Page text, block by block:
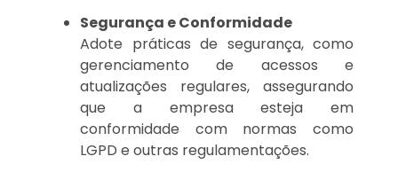
Segurança e Conformidade
Adote práticas de segurança, como
gerenciamento de acessos e
atualizações regulares, assegurando
que a empresa esteja em
conformidade com normas como
LGPD e outras regulamentações.